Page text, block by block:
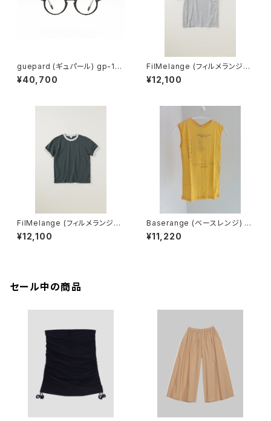
guepard (ギュパール) gp-11
noir cristal (clear lens) メガ
ネ
¥40,700
FilMelange (フィルメランジェ)
EMMA / エマ VINTAGE TENJ
IKU (champione melange)
¥12,100
FilMelange (フィルメランジェ)
EMMA / エマ VINTAGE TENJ
IKU (charcoal khaki)
¥12,100
Baserange (ベースレンジ) U
NSEEN TANK (MORUS BEIG
E)
¥11,220
セール中の商品